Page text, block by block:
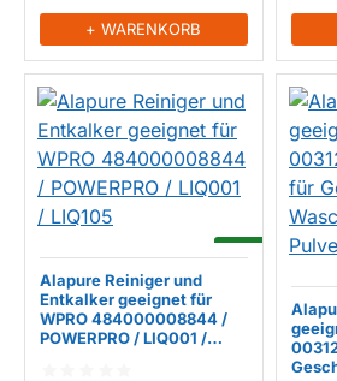
+ WARENKORB
Alapure Reiniger und
Entkalker geeignet für
WPRO 484000008844 /
POWERPRO / LIQ001 /